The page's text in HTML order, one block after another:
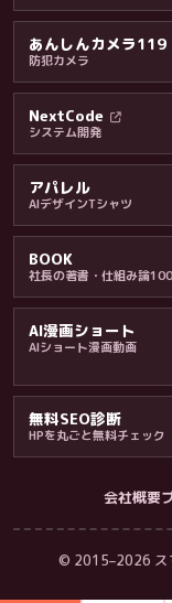
料金・保証・ご案
あんしんカメラ119
防犯カメラ
NextCode
システム開発
アパレル
AIデザインTシャツ
BOOK
社長の著書・仕組み論
AI漫画ショート
AIショート漫画動画
無料SEO診断
HPを丸ごと無料チェック
会社概要
© 2015–2026 ス